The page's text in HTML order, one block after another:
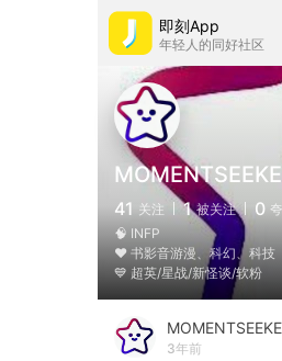
即刻App
年轻人的同好社区
41 关注 1 被关注 0
🧠 INFP
❤️ 书影音游漫、科幻、科技
💙 超英/星战/新怪谈/软粉
3年前